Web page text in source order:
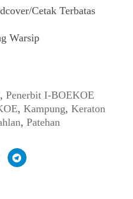
Cetak Terbatas
Warsip
,Penerbit I-BOEKOE
,Kampung,Keraton
,Patehan